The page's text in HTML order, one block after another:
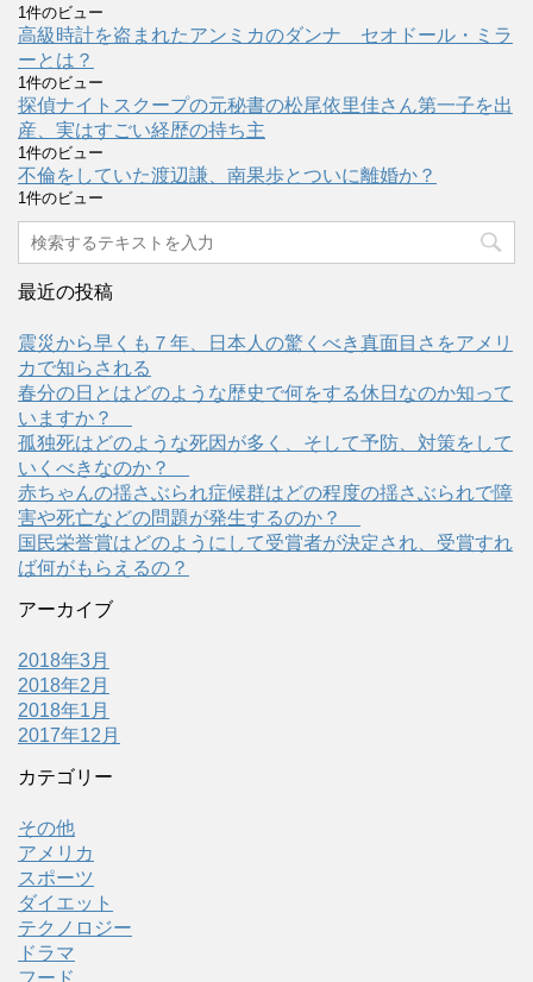
1件のビュー
高級時計を盗まれたアンミカのダンナ セオドール・ミラ
ーとは？
1件のビュー
探偵ナイトスクープの元秘書の松尾依里佳さん第一子を出
産、実はすごい経歴の持ち主
1件のビュー
不倫をしていた渡辺謙、南果歩とついに離婚か？
1件のビュー
最近の投稿
震災から早くも７年、日本人の驚くべき真面目さをアメリ
カで知らされる
春分の日とはどのような歴史で何をする休日なのか知って
いますか？
孤独死はどのような死因が多く、そして予防、対策をして
いくべきなのか？
赤ちゃんの揺さぶられ症候群はどの程度の揺さぶられで障
害や死亡などの問題が発生するのか？
国民栄誉賞はどのようにして受賞者が決定され、受賞すれ
ば何がもらえるの？
アーカイブ
2018年3月
2018年2月
2018年1月
2017年12月
カテゴリー
その他
アメリカ
スポーツ
ダイエット
テクノロジー
ドラマ
フード